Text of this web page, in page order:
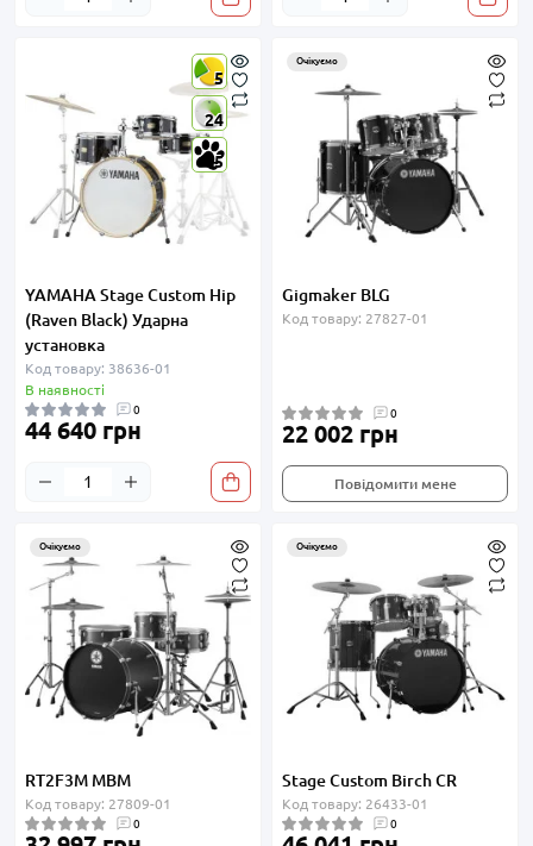
5
24
5
YAMAHA Stage Custom Hip
(Raven Black) Ударна
установка
Код товару: 38636-01
В наявності
0
44 640 грн
Очікуємо
Gigmaker BLG
Код товару: 27827-01
0
22 002 грн
Повідомити мене
Очікуємо
RT2F3M MBM
Код товару: 27809-01
0
Очікуємо
Stage Custom Birch CR
Код товару: 26433-01
0